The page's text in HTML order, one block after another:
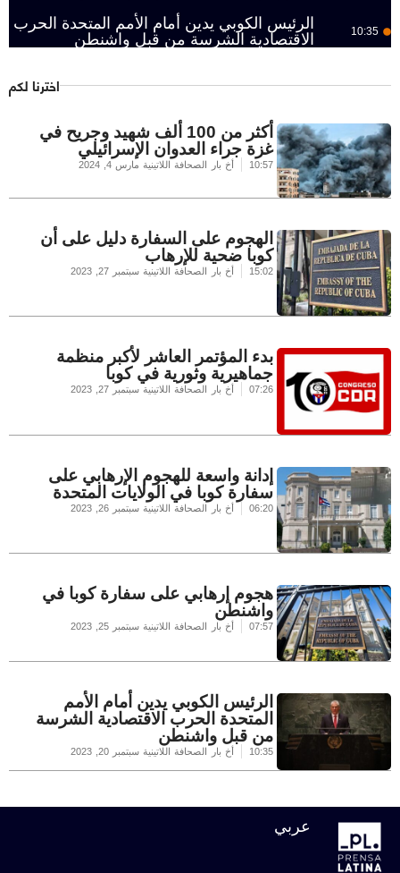
10:35
الرئيس الكوبي يدين أمام الأمم المتحدة الحرب
الاقتصادية الشرسة من قبل واشنطن
اخترنا لكم
أكثر من 100 ألف شهيد وجريح في
غزة جراء العدوان الإسرائيلي
10:57 أخ بار الصحافة اللاتينية مارس 4, 2024
الهجوم على السفارة دليل على أن
كوبا ضحية للإرهاب
15:02 أخ بار الصحافة اللاتينية سبتمبر 27, 2023
بدء المؤتمر العاشر لأكبر منظمة
جماهيرية وثورية في كوبا
07:26 أخ بار الصحافة اللاتينية سبتمبر 27, 2023
إدانة واسعة للهجوم الإرهابي على
سفارة كوبا في الولايات المتحدة
06:20 أخ بار الصحافة اللاتينية سبتمبر 26, 2023
هجوم إرهابي على سفارة كوبا في
واشنطن
07:57 أخ بار الصحافة اللاتينية سبتمبر 25, 2023
الرئيس الكوبي يدين أمام الأمم
المتحدة الحرب الاقتصادية الشرسة
من قبل واشنطن
10:35 أخ بار الصحافة اللاتينية سبتمبر 20, 2023
عربي